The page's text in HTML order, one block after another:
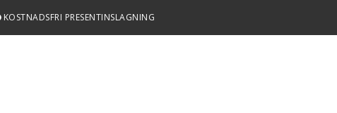
KOSTNADSFRI PRESENTINSLAGNING